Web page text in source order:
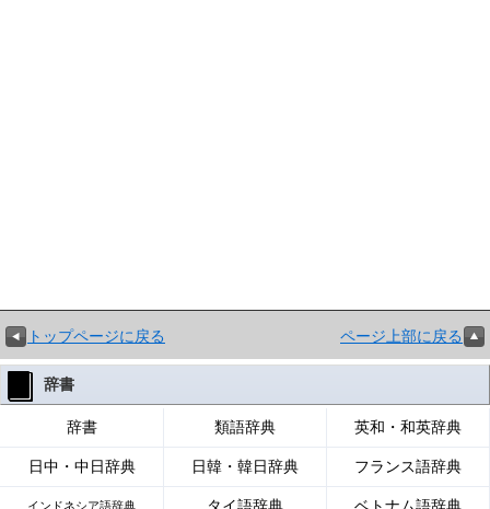
トップページに戻る ページ上部に戻る
辞書
辞書 類語辞典 英和・和英辞典
日中・中日辞典 日韓・韓日辞典 フランス語辞典
インドネシア語辞典